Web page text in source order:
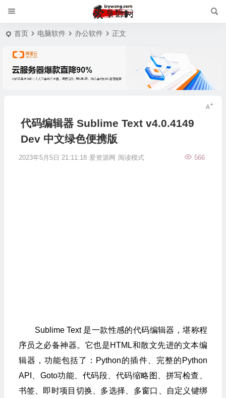
首页 电脑软件 办公软件 正文
代码编辑器 Sublime Text v4.0.4149
Dev 中文绿色便携版
2023年5月5日 21:11:18 爱资源网 566
阅读模式
Sublime Text 是一款性感的代码编辑器，堪称程
序员之必备神器。它也是HTML和散文先进的文本编
辑器，功能包括了：Python的插件、完整的Python
API、Goto功能、代码段、代码缩略图、拼写检查、
书签、即时项目切换、多选择、多窗口、自定义键绑